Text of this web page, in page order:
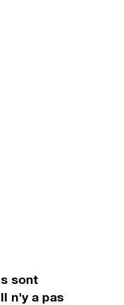
sont
n'y a pas